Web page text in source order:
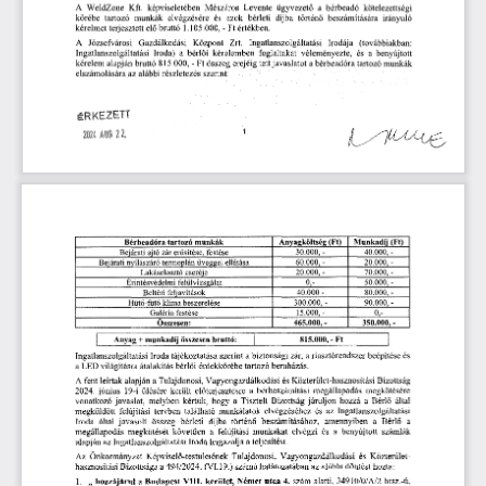
A
WeldZone Kft. képviseletében Mészáros Levente ügyvezető a bérbeadó kötelezettségi
körébe tartozó munkák elvégzésére és azok bérleti díjba történő beszámítására irányuló
kérelmet terjesztett elő bruttó 1.105.000, - Ft értékben.
A
Józsefvárosi Gazdálkodási Központ Zrt. Ingatlanszolgáltatási Irodája
(továbbiakban:
Ingatlanszolgáltatási Iroda) a bérlői kérelemben foglaltakat véleményezte, és a benyújtott
kérelem alapján bruttó 815.000, - Ft összeg erejéig tett javaslatot a bérbeadóra tartozó munkák
elszámolására az alábbi részletezés szerint:
ÉRKEZETT
2024 AUS 22.
Bérbeadóra tartozó munkák Anyagköltség(Ft) Munkadíj (Ft)
Bejárati ajtó zár erősítése, festése 30.000, - 40.000, -
Bejárati nyílászáró termoplán üveggel ellátása 60.000, - 20.000, -
Lakáselosztó cseréje 20.000, - 70.000, -
Érintésvédelmi felülvizsgálat 0,- 50.000, -
Beltéri feljavítások 40.000 - 80.000, -
Hütő-fütő klíma beszerelése 300.000, - 90.000, -
Galéria festése 15.000,-
0,-
Összesen:
465.000, - 350.000, -
Anyag + munkadíj összesen bruttó: 815.000,-Ft
Ingatlanszolgáltatási Iroda tájékoztatása szerint a biztonsági zár, a riasztórendszer beépítése és
a LED világításra átalakítás bérlői érdekkörébe tartozó beruházás.
A fent leírtak alapján aTulajdonosi, Vagyongazdálkodási és Közterület-hasznosítási Bizottság
2024. június 19-i ülésére került előterjesztésre a bérbeszámítási megállapodás megkötésére
vonatkozó javaslat, melyben kértük, hogy a Tisztelt Bizottság járuljon hozzá a Bérlő által
megküldött felújítási tervben található munkálatok elvégzéséhez és az Ingatlanszolgáltatási
Iroda
által javasolt összeg bérleti díjba történő beszámításához, amennyiben a Bérlő a
megállapodás megkötését követően a felújítási munkákat elvégzi és a benyújtott számlák
alapján az Ingatlanszolgáltatási Iroda leigazolja a teljesítést.
Az Önkormányzat Képviselő-testületének Tulajdonosi, Vagyongazdálkodási és Közterület
hasznosítási Bizottsága a 494/2024. (VI.19.) számú határozatában az alábbi döntést hozta:
1.
„ hozzájárul a Budapest Vili, kerület, Német utca 4. szám alatti, 34910/0/A/2 hrsz.-ú,